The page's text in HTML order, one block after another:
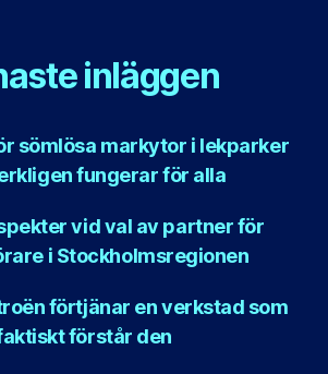
inläggen
sömlösa markytor i lekparker
fungerar för alla
vid val av partner för
i Stockholmsregionen
förtjänar en verkstad som
förstår den